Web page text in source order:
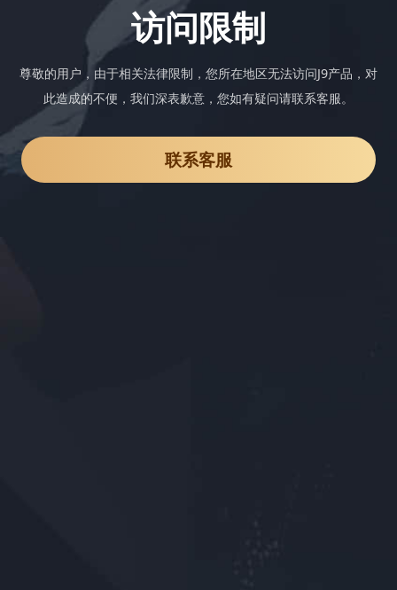
访问限制
尊敬的用户，由于相关法律限制，您所在地区无法访问J9产品，对
此造成的不便，我们深表歉意，您如有疑问请联系客服。
联系客服